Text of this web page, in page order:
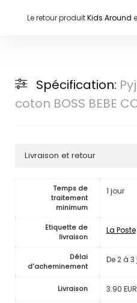
Le retour produitKids Around
Spécification:
coton BOSS BEBE
Livraison et retour
Temps de
traitement
minimum
1 jour
Etiquette de
livraison
La Poste
Délai
d'acheminement
De 2 à
Livraison 3.90 EUR